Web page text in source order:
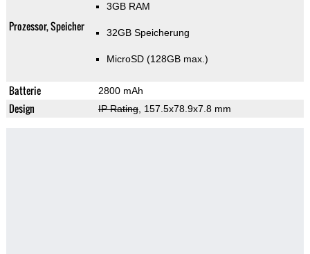
Prozessor, Speicher
3GB RAM
32GB Speicherung
MicroSD (128GB max.)
Batterie 2800 mAh
Design IP Rating, 157.5x78.9x7.8 mm